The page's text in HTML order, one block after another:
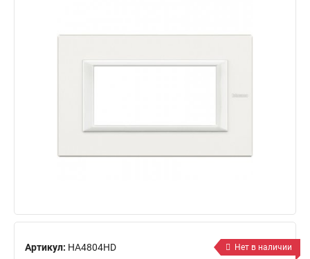
Артикул: HA4804HD
Нет в наличии